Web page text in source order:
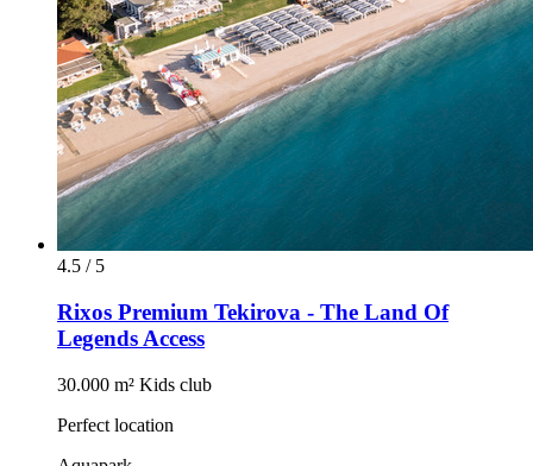
4.5 / 5
Rixos Premium Tekirova - The Land Of
Legends Access
30.000 m² Kids club
Perfect location